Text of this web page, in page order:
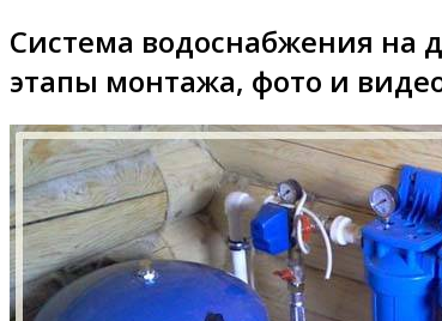
Система водоснабжения на
этапы монтажа, фото и